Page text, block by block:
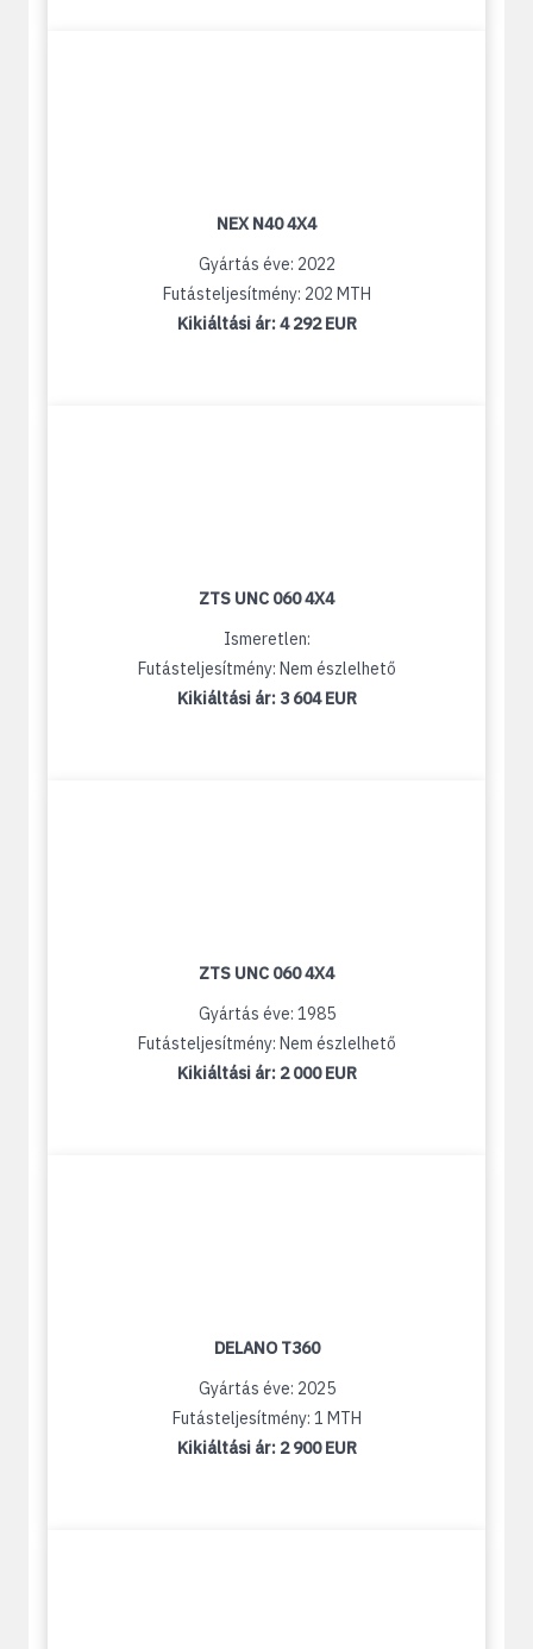
NEX N40 4X4
Gyártás éve: 2022
Futásteljesítmény: 202 MTH
Kikiáltási ár:4 292 EUR
ZTS UNC 060 4X4
Ismeretlen:
Futásteljesítmény: Nem észlelhető
Kikiáltási ár: 3 604 EUR
ZTS UNC 060 4X4
Gyártás éve: 1985
Futásteljesítmény: Nem észlelhető
Kikiáltási ár: 2 000 EUR
DELANO T360
Gyártás éve: 2025
Futásteljesítmény: 1 MTH
Kikiáltási ár: 2 900 EUR